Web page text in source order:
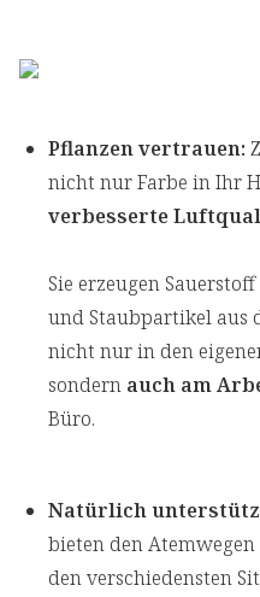
Pflanzen vertrauen:
nicht nur Farbe in Ihr
verbesserte
Sie erzeugen
und Staubpartikel aus
nicht nur in den
sondern auch am
Büro.
Natürlich
bieten den
den verschiedensten